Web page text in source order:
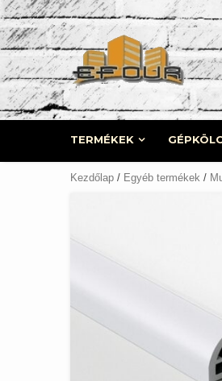
Skip
to
content
TERMÉKEK
Kezdőlap / Egyéb termékek /